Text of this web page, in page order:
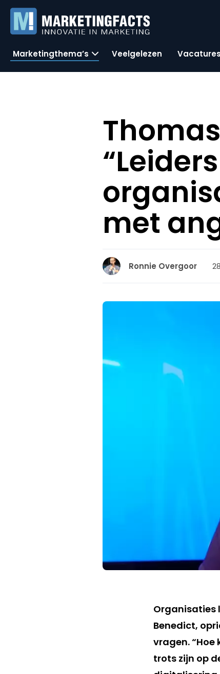
Marketingthema’s Veelgelezen Vacatures
met
Ronnie Overgoor
Organisaties
Benedict,
vragen.
trots zijn op